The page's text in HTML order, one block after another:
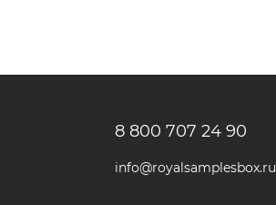
8 800 707 24 90
info@royalsamplesbox.ru